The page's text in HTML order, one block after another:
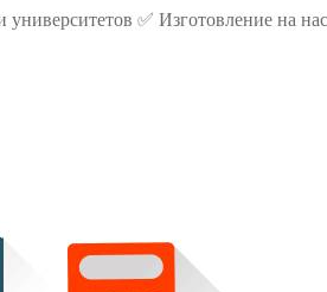
✅ Изготовление на